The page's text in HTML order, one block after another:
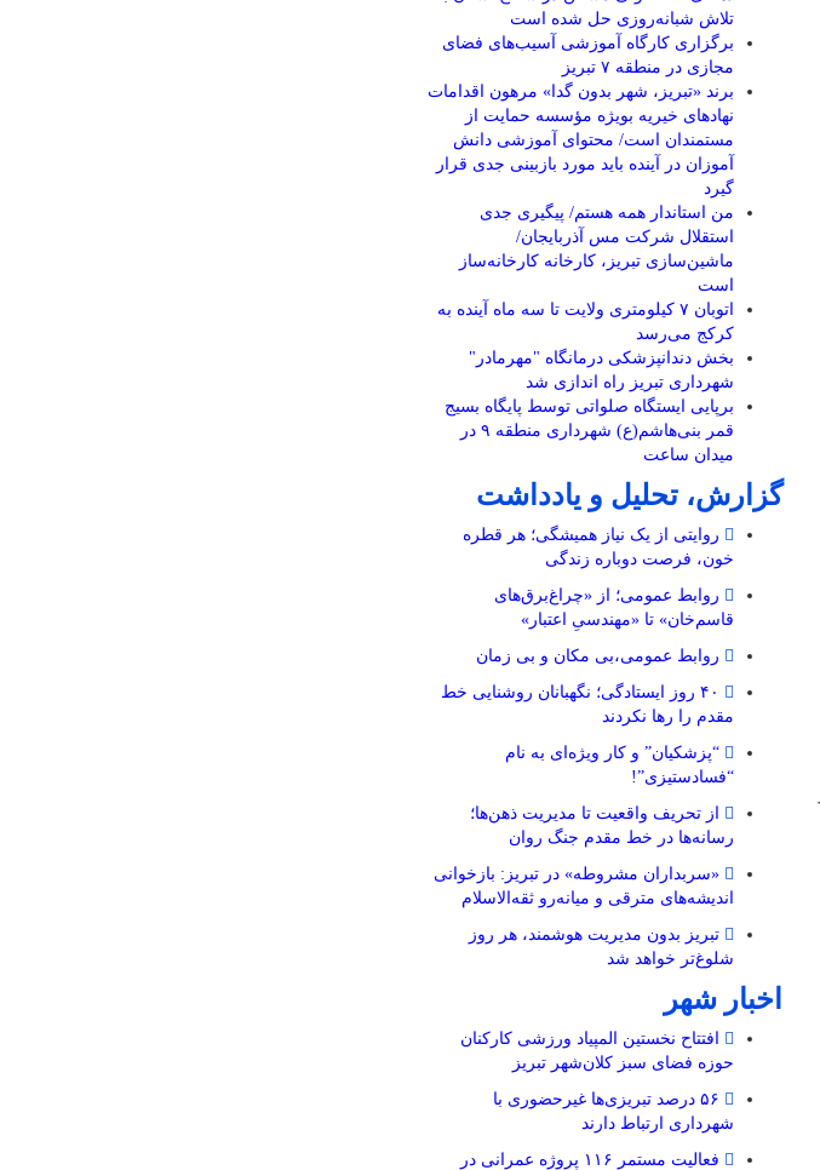
تلاش شبانه‌روزی حل شده است
برگزاری کارگاه آموزشی آسیب‌های فضای
مجازی در منطقه ۷ تبریز
برند «تبریز، شهر بدون گدا» مرهون اقدامات
نهادهای خیریه بویژه مؤسسه حمایت از
مستمندان است/ محتوای آموزشی دانش
آموزان در آینده باید مورد بازبینی جدی قرار
گیرد
من استاندار همه هستم/ پیگیری جدی
استقلال شرکت مس آذربایجان/
ماشین‌سازی تبریز، کارخانه کارخانه‌ساز
است
اتوبان ۷ کیلومتری ولایت تا سه ماه آینده به
کرکج می‌رسد
بخش دندانپزشکی درمانگاه "مهرمادر"
شهرداری تبریز راه اندازی شد
برپایی ایستگاه صلواتی توسط پایگاه بسیج
قمر بنی‌هاشم(ع) شهرداری منطقه ۹ در
میدان ساعت
گزارش، تحلیل و یادداشت
روایتی از یک نیاز همیشگی؛ هر قطره
خون، فرصت دوباره زندگی
روابط عمومی؛ از «چراغ‌برق‌های
قاسم‌خان» تا «مهندسیِ اعتبار»
روابط عمومی،بی مکان و بی زمان
۴۰ روز ایستادگی؛ نگهبانان روشنایی خط
مقدم را رها نکردند
“پزشکیان” و کار ویژه‌ای به نام
“فسادستیزی”!
از تحریف واقعیت تا مدیریت ذهن‌ها؛
رسانه‌ها در خط مقدم جنگ روان
«سربداران مشروطه» در تبریز: بازخوانی
اندیشه‌های مترقی و میانه‌رو ثقه‌الاسلام
تبریز بدون مدیریت هوشمند، هر روز
شلوغ‌تر خواهد شد
اخبار شهر
افتتاح نخستین المپیاد ورزشی کارکنان
حوزه فضای سبز کلان‌شهر تبریز
۵۶ درصد تبریزی‌ها غیرحضوری با
شهرداری ارتباط دارند
فعالیت مستمر ۱۱۶ پروژه عمرانی در